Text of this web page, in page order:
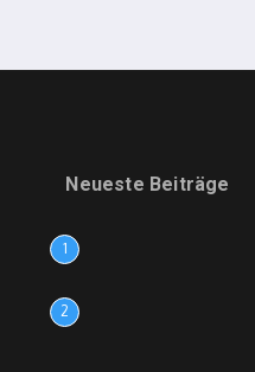
Neueste Beiträge
1
2